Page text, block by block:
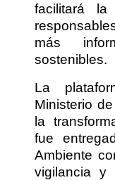
facilitará la
más
sostenibles.
La
Ministerio
la
fue
Ambiente
vigilancia y